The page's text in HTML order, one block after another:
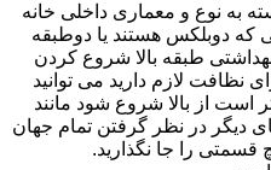
نوع و معماری داخلی خانه
که دوبلکس هستند یا دوطبقه
طبقه بالا شروع کردن
نظافت لازم دارید می توانید
است از بالا شروع شود مانند
دیگر در نظر گرفتن تمام جهان
را جا نگذارید.